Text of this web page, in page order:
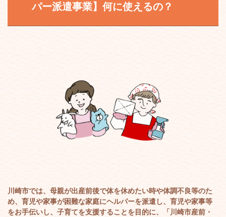
パー派遣事業】何に使えるの？
川崎市では、母親が出産前後で体を休めたい時や体調不良等のた
め、育児や家事が困難な家庭にヘルパーを派遣し、育児や家事等
をお手伝いし、子育てを支援することを目的に、「川崎市産前・